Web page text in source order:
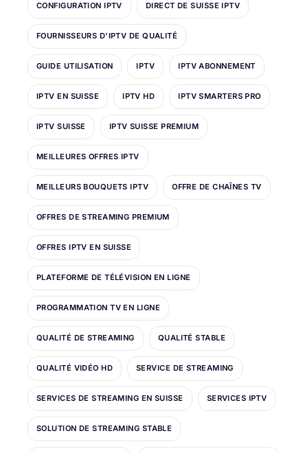
CONFIGURATION IPTV DIRECT DE SUISSE IPTV
FOURNISSEURS D'IPTV DE QUALITÉ
GUIDE UTILISATION IPTV IPTV ABONNEMENT
IPTV EN SUISSE IPTV HD IPTV SMARTERS PRO
IPTV SUISSE IPTV SUISSE PREMIUM
MEILLEURES OFFRES IPTV
MEILLEURS BOUQUETS IPTV OFFRE DE CHAÎNES TV
OFFRES DE STREAMING PREMIUM
OFFRES IPTV EN SUISSE
PLATEFORME DE TÉLÉVISION EN LIGNE
PROGRAMMATION TV EN LIGNE
QUALITÉ DE STREAMING QUALITÉ STABLE
QUALITÉ VIDÉO HD SERVICE DE STREAMING
SERVICES DE STREAMING EN SUISSE SERVICES IPTV
SOLUTION DE STREAMING STABLE